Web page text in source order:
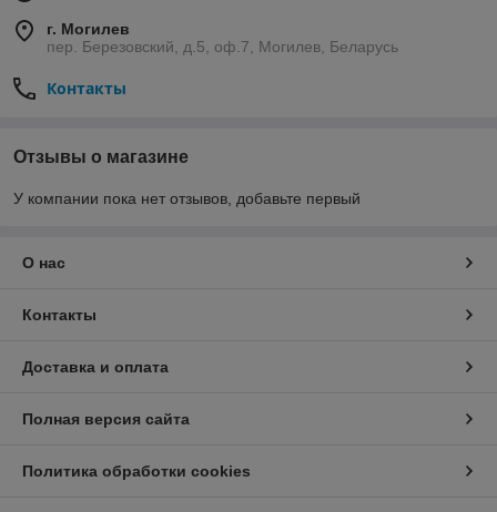
г. Могилев
пер. Березовский, д.5, оф.7, Могилев, Беларусь
Контакты
Отзывы о магазине
У компании пока нет отзывов, добавьте первый
О нас
Контакты
Доставка и оплата
Полная версия сайта
Политика обработки cookies